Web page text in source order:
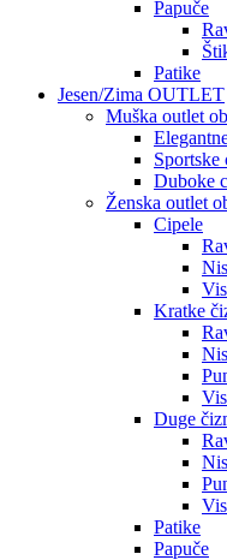
Papuče
Patike
Jesen/Zima OUTLET
Muška outlet
Sportske
Duboke
Ženska outlet
Cipele
Kratke
Duge
Patike
Papuče